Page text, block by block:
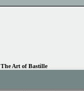
The Art of Bastille